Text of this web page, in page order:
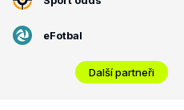
eFotbal
Další partneři